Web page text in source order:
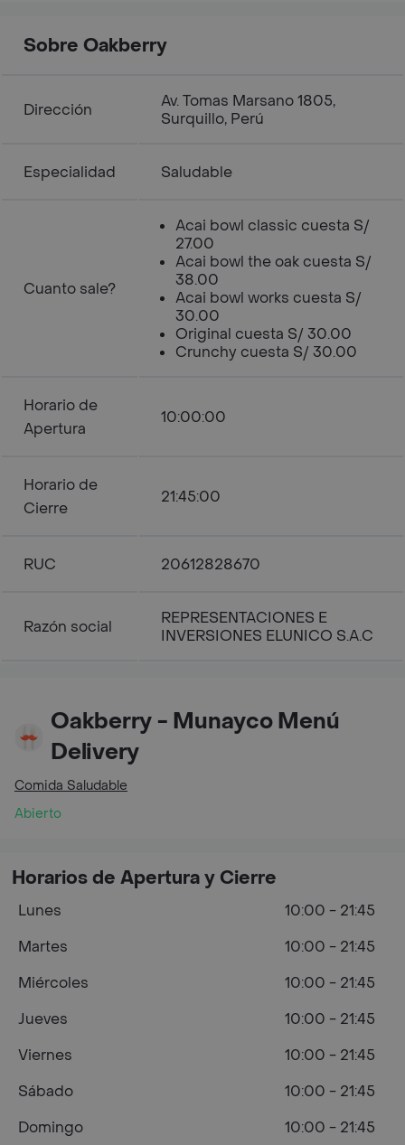
Sobre Oakberry
Dirección
Av. Tomas Marsano 1805,
Surquillo, Perú
Especialidad Saludable
Cuanto sale?
Acai bowl classic cuesta S/
27.00
Acai bowl the oak cuesta S/
38.00
Acai bowl works cuesta S/
30.00
Original cuesta S/ 30.00
Crunchy cuesta S/ 30.00
Horario de
Apertura
10:00:00
Horario de
Cierre
21:45:00
RUC 20612828670
Razón social
REPRESENTACIONES E
INVERSIONES ELUNICO S.A.C
Oakberry - Munayco Menú
Delivery
Comida Saludable
Abierto
Horarios de Apertura y Cierre
Lunes
10:00 - 21:45
Martes
10:00 - 21:45
Miércoles
10:00 - 21:45
Jueves
10:00 - 21:45
Viernes
10:00 - 21:45
Sábado
10:00 - 21:45
Domingo
10:00 - 21:45